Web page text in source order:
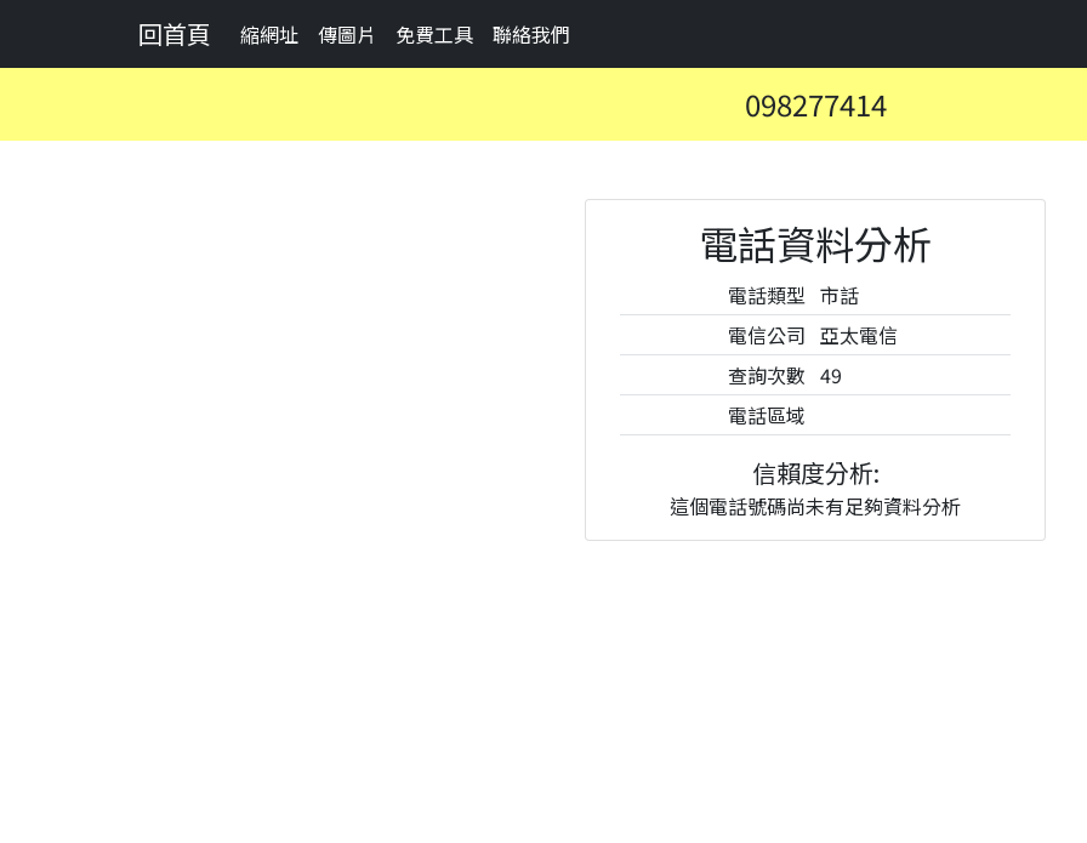
回首頁 縮網址 傳圖片 免費工具 聯絡我們
098277414
電話資料分析
電話類型 市話
電信公司 亞太電信
查詢次數 49
電話區域
信賴度分析:
這個電話號碼尚未有足夠資料分析